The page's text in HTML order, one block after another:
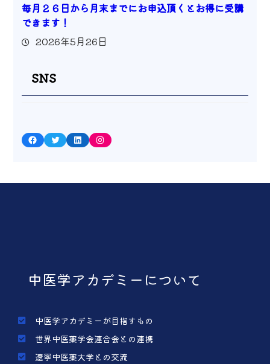
毎月２６日から月末までにお申込頂くとお得に受講
できます！
2026年5月26日
SNS
Facebook Twitter LinkedIn Instagram
中医学アカデミーについて
中医学アカデミーが目指すもの
世界中医薬学会連合会との連携
遼寧中医薬大学との交流